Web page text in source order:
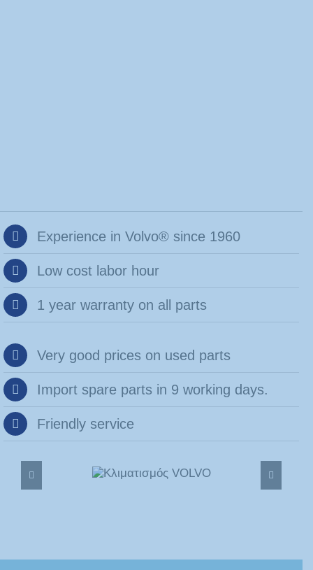
Experience in Volvo® since 1960
Low cost labor hour
1 year warranty on all parts
Very good prices on used parts
Import spare parts in 9 working days.
Friendly service
Air
Electrical –